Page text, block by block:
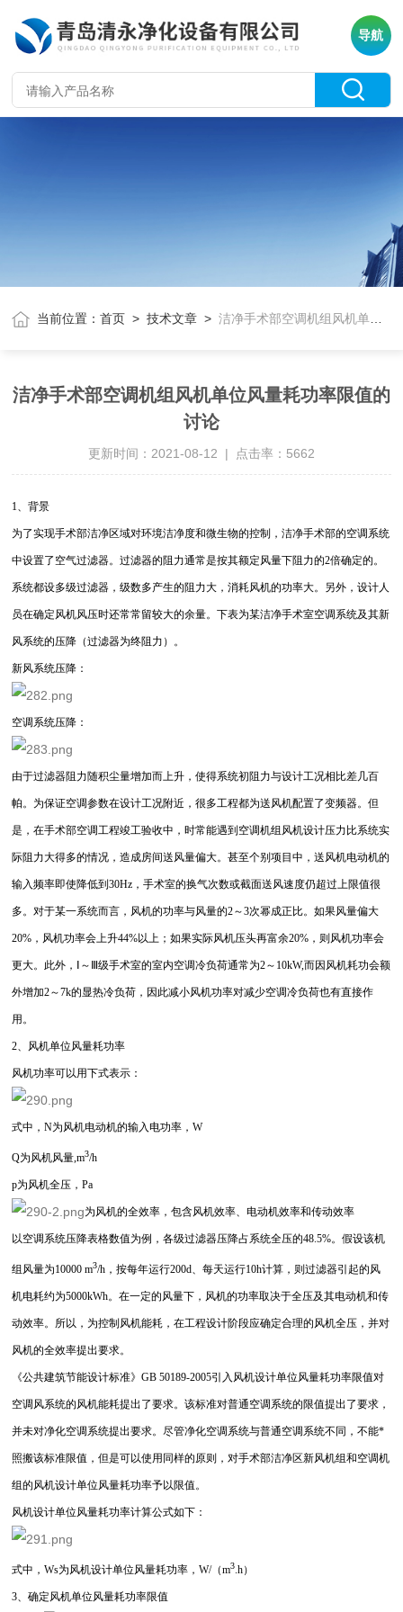
导航
当前位置：首页 >技术文章 >洁净手术部空调机组风机单位风量耗功率限值的讨论
洁净手术部空调机组风机单位风量耗功率限值的
讨论
更新时间：2021-08-12 | 点击率：5662
1、背景
为了实现手术部洁净区域对环境洁净度和微生物的控制，洁净手术部的空调系统
中设置了空气过滤器。过滤器的阻力通常是按其额定风量下阻力的2倍确定的。
系统都设多级过滤器，级数多产生的阻力大，消耗风机的功率大。另外，设计人
员在确定风机风压时还常常留较大的余量。下表为某洁净手术室空调系统及其新
风系统的压降（过滤器为终阻力）。
新风系统压降：
空调系统压降：
由于过滤器阻力随积尘量增加而上升，使得系统初阻力与设计工况相比差几百
帕。为保证空调参数在设计工况附近，很多工程都为送风机配置了变频器。但
是，在手术部空调工程竣工验收中，时常能遇到空调机组风机设计压力比系统实
际阻力大得多的情况，造成房间送风量偏大。甚至个别项目中，送风机电动机的
输入频率即使降低到30Hz，手术室的换气次数或截面送风速度仍超过上限值很
多。对于某一系统而言，风机的功率与风量的2～3次幂成正比。如果风量偏大
20%，风机功率会上升44%以上；如果实际风机压头再富余20%，则风机功率会
更大。此外，Ⅰ～Ⅲ级手术室的室内空调冷负荷通常为2～10kW,而因风机耗功会额
外增加2～7k的显热冷负荷，因此减小风机功率对减少空调冷负荷也有直接作
用。
2、风机单位风量耗功率
风机功率可以用下式表示：
式中，N为风机电动机的输入电功率，W
Q为风机风量,m3/h
p为风机全压，Pa
为风机的全效率，包含风机效率、电动机效率和传动效率
以空调系统压降表格数值为例，各级过滤器压降占系统全压的48.5%。假设该机
组风量为10000 m3/h，按每年运行200d、每天运行10h计算，则过滤器引起的风
机电耗约为5000kWh。在一定的风量下，风机的功率取决于全压及其电动机和传
动效率。所以，为控制风机能耗，在工程设计阶段应确定合理的风机全压，并对
风机的全效率提出要求。
《公共建筑节能设计标准》GB 50189-2005引入风机设计单位风量耗功率限值对
空调风系统的风机能耗提出了要求。该标准对普通空调系统的限值提出了要求，
并未对净化空调系统提出要求。尽管净化空调系统与普通空调系统不同，不能*
照搬该标准限值，但是可以使用同样的原则，对手术部洁净区新风机组和空调机
组的风机设计单位风量耗功率予以限值。
风机设计单位风量耗功率计算公式如下：
式中，Ws为风机设计单位风量耗功率，W/（m3.h）
3、确定风机单位风量耗功率限值